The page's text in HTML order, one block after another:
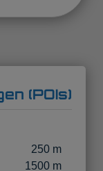
(POIs)
250 m
1500 m